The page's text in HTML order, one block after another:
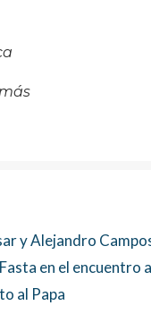
y Alejandro
en el encuentro
al Papa